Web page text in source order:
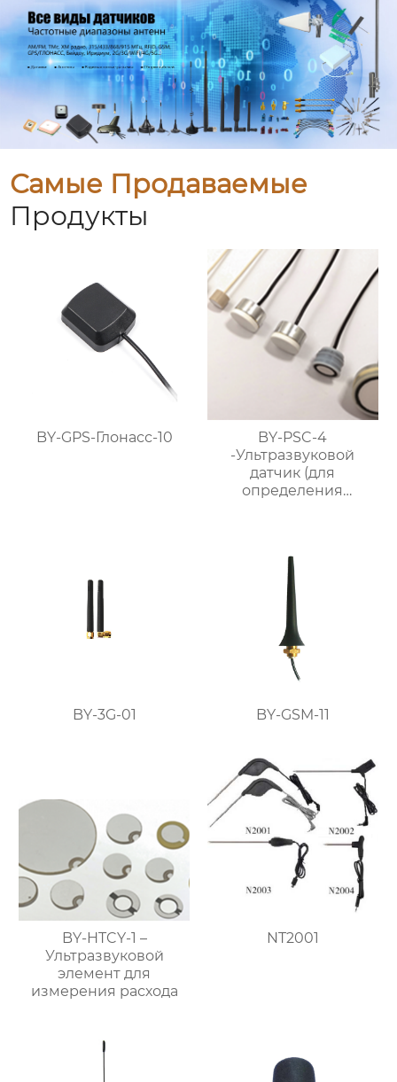
Самые Продаваемые
Продукты
BY-GPS-Глонасс-10
BY-PSC-4
-Ультразвуковой
датчик (для
определения
BY-3G-01 BY-GSM-11
BY-HTCY-1 –
Ультразвуковой
элемент для
измерения расхода
NT2001